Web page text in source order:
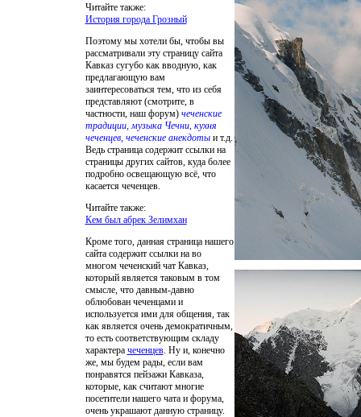
Читайте также:
История города Грозный
Поэтому мы хотели бы, чтобы вы
рассматривали эту страницу сайта
Кавказ сугубо как вводную, как
предлагающую вам
заинтересоваться тем, что из себя
представляют (смотрите, в
частности, наш форум) чеченские
традиции, музыка Чечни, кухня
чеченцев, чеченские анекдотыи т.д.
Ведь страница содержит ссылки на
страницы других сайтов, куда более
подробно освещающую всё, что
касается чеченцев.
Читайте также:
Кем был абрек Зелимхан
Кроме того, данная страница нашего
сайта содержит ссылки на во
многом чеченский чат Кавказ,
который является таковым в том
смысле, что давным-давно
облюбован чеченцами и
используется ими для общения, так
как является очень демократичным,
то есть соответствующим складу
характера чеченцев. Ну и, конечно
же, мы будем рады, если вам
понравятся пейзажи Кавказа,
которые, как считают многие
посетители нашего чата и форума,
очень украшают данную страницу.